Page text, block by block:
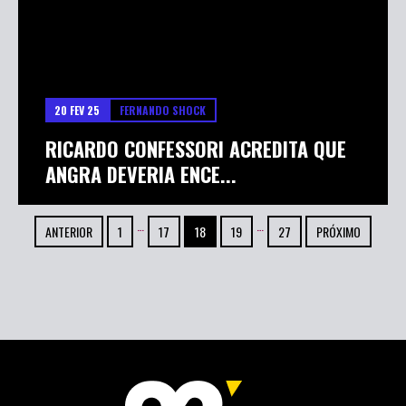
20 FEV 25 FERNANDO SHOCK
RICARDO CONFESSORI ACREDITA QUE
ANGRA DEVERIA ENCE...
ANTERIOR 1 17 18 19 27 PRÓXIMO